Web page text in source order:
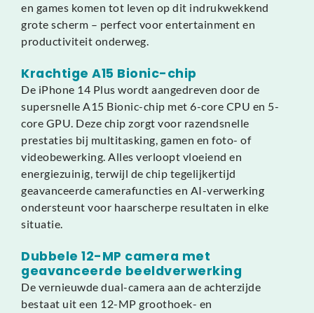
en games komen tot leven op dit indrukwekkend
grote scherm – perfect voor entertainment en
productiviteit onderweg.
Krachtige A15 Bionic-chip
De iPhone 14 Plus wordt aangedreven door de
supersnelle A15 Bionic-chip met 6-core CPU en 5-
core GPU. Deze chip zorgt voor razendsnelle
prestaties bij multitasking, gamen en foto- of
videobewerking. Alles verloopt vloeiend en
energiezuinig, terwijl de chip tegelijkertijd
geavanceerde camerafuncties en AI-verwerking
ondersteunt voor haarscherpe resultaten in elke
situatie.
Dubbele 12-MP camera met
geavanceerde beeldverwerking
De vernieuwde dual-camera aan de achterzijde
bestaat uit een 12-MP groothoek- en